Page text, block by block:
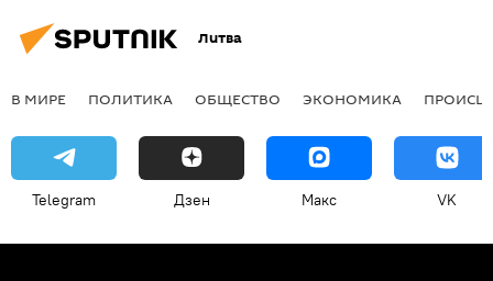
Литва
В МИРЕ ПОЛИТИКА ОБЩЕСТВО ЭКОНОМИКА
Telegram Дзен Макс VK